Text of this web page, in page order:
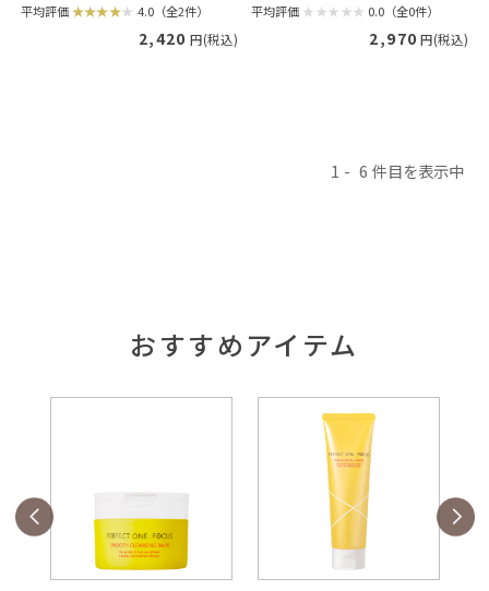
平均評価 4.0（全2件）
2,420 円(税込)
平均評価 0.0（全0件）
2,970 円(税込)
1 6
おすすめアイテム